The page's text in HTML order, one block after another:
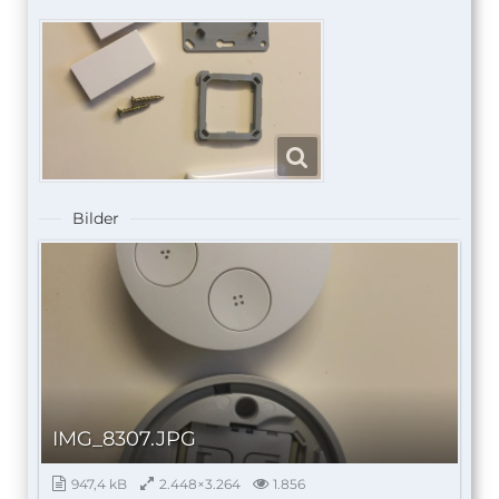
Bilder
IMG_8307.JPG
947,4 kB 2.448×3.264 1.856